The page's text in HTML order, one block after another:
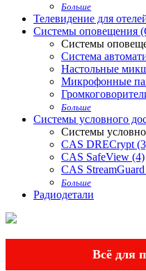
Больше
Телевидение для
Системы оповещения
Системы
Система
Настольные
Микрофонные
Больше
Системы условного
Системы
CAS DRECrypt
CAS SafeView (4)
CAS
Больше
Радиодетали
Всё для